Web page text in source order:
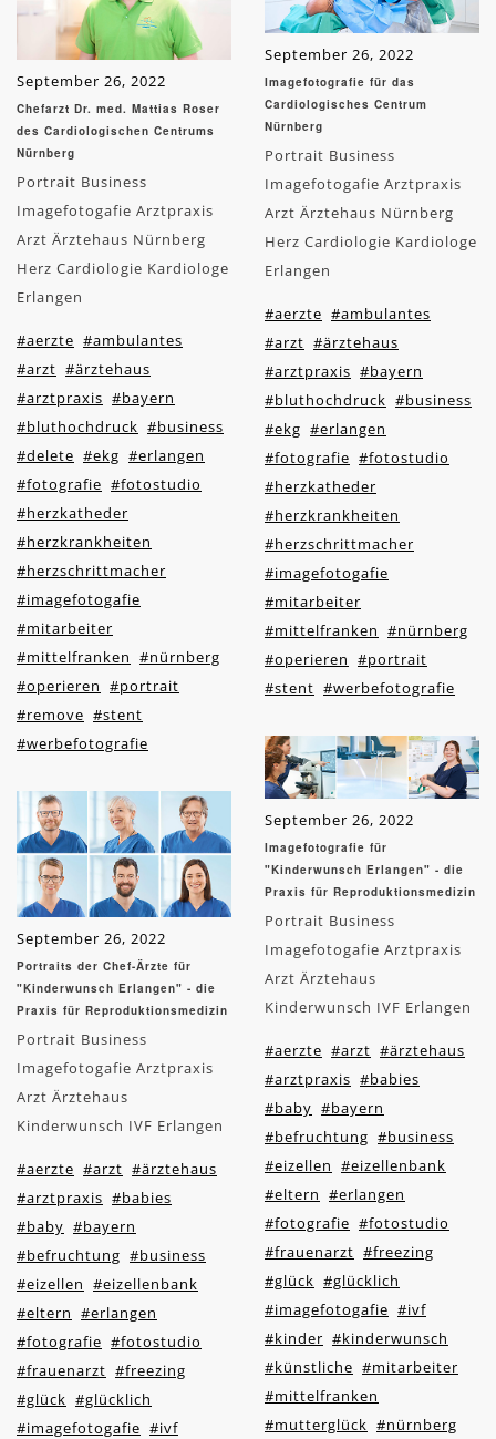
September 26, 2022
Chefarzt Dr. med. Mattias Roser
des Cardiologischen Centrums
Nürnberg
Portrait Business
Imagefotogafie Arztpraxis
Arzt Ärztehaus Nürnberg
Herz Cardiologie Kardiologe
Erlangen
#aerzte #ambulantes
#arzt #ärztehaus
#arztpraxis #bayern
#bluthochdruck #business
#delete #ekg #erlangen
#fotografie #fotostudio
#herzkatheder
#herzkrankheiten
#herzschrittmacher
#imagefotogafie
#mitarbeiter
#mittelfranken #nürnberg
#operieren #portrait
#remove #stent
#werbefotografie
September 26, 2022
Portraits der Chef-Ärzte für
"Kinderwunsch Erlangen" - die
Praxis für Reproduktionsmedizin
Portrait Business
Imagefotogafie Arztpraxis
Arzt Ärztehaus
Kinderwunsch IVF Erlangen
#aerzte #arzt #ärztehaus
#arztpraxis #babies
#baby #bayern
#befruchtung #business
#eizellen #eizellenbank
#eltern #erlangen
#fotografie #fotostudio
#frauenarzt #freezing
#glück #glücklich
#imagefotogafie #ivf
September 26, 2022
Imagefotografie für das
Cardiologisches Centrum
Nürnberg
Portrait Business
Imagefotogafie Arztpraxis
Arzt Ärztehaus Nürnberg
Herz Cardiologie Kardiologe
Erlangen
#aerzte #ambulantes
#arzt #ärztehaus
#arztpraxis #bayern
#bluthochdruck #business
#ekg #erlangen
#fotografie #fotostudio
#herzkatheder
#herzkrankheiten
#herzschrittmacher
#imagefotogafie
#mitarbeiter
#mittelfranken #nürnberg
#operieren #portrait
#stent #werbefotografie
September 26, 2022
Imagefotografie für
"Kinderwunsch Erlangen" - die
Praxis für Reproduktionsmedizin
Portrait Business
Imagefotogafie Arztpraxis
Arzt Ärztehaus
Kinderwunsch IVF Erlangen
#aerzte #arzt #ärztehaus
#arztpraxis #babies
#baby #bayern
#befruchtung #business
#eizellen #eizellenbank
#eltern #erlangen
#fotografie #fotostudio
#frauenarzt #freezing
#glück #glücklich
#imagefotogafie #ivf
#kinder #kinderwunsch
#künstliche #mitarbeiter
#mittelfranken
#mutterglück #nürnberg